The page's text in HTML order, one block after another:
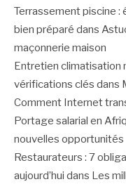
Terrassement piscine
bien préparé dans
maçonnerie maison
Entretien climatisation
vérifications clés dans
Comment Internet
Portage salarial en
nouvelles opportunités
Restaurateurs : 7
aujourd’hui dans Les